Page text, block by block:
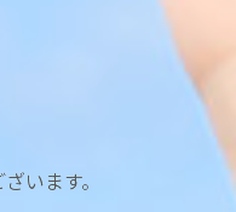
います。